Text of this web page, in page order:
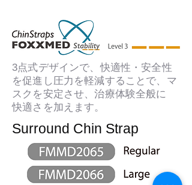
3点式デザインで、快適性・安全性
を促進し圧力を軽減することで、マ
スクを安定させ、治療体験全般に
快適さを加えます。
​Surround Chin Strap